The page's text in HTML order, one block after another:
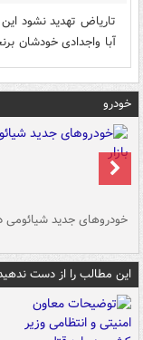
تاریاض تهدید نشود
آبا واجدادی خودشان
خودرو
خودروهای جدید شیائومی در
این مطالب را از دست